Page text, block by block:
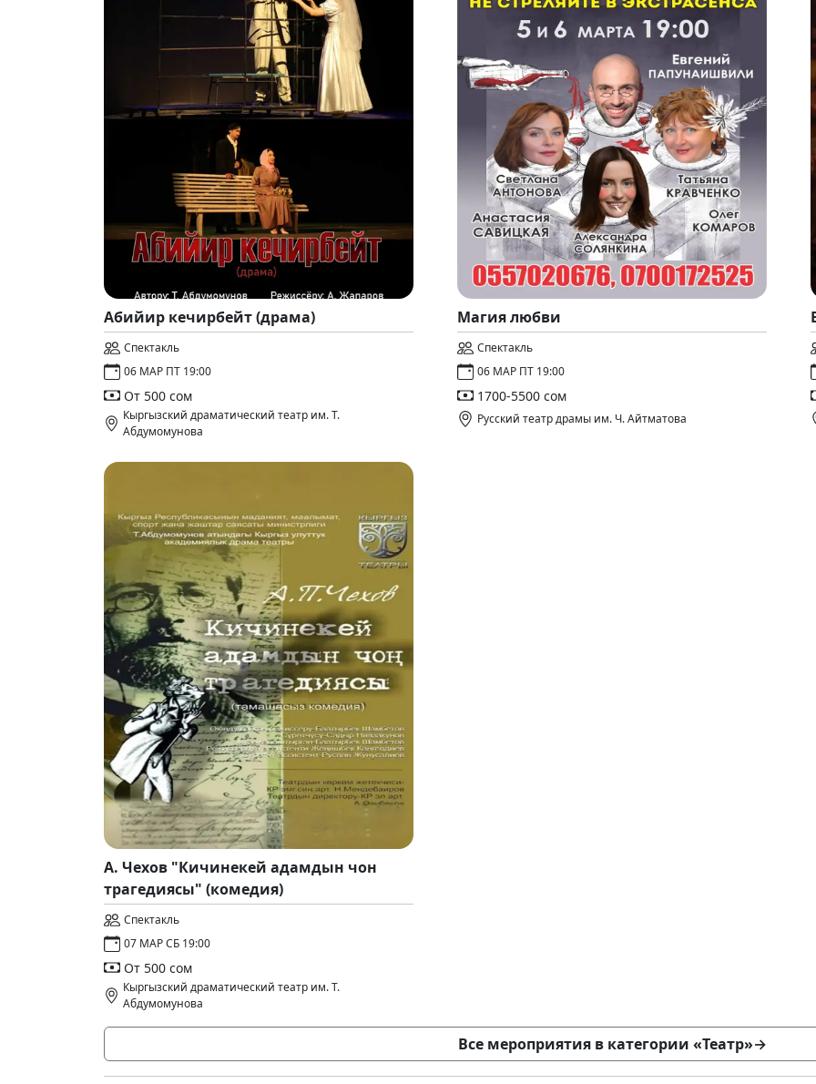
Абийир кечирбейт (драма)
Спектакль
06 МАР ПТ 19:00
От 500 сом
Кыргызский драматический театр им. Т.
Абдумомунова
Магия любви
Спектакль
06 МАР ПТ 19:00
1700-5500 сом
Русский театр драмы им. Ч. Айтматова
А. Чехов "Кичинекей адамдын чон
трагедиясы" (комедия)
Спектакль
07 МАР СБ 19:00
От 500 сом
Кыргызский драматический театр им. Т.
Абдумомунова
Все мероприятия в категории «Театр»→